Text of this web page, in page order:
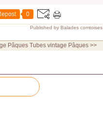
0
Published by Balades comtoises
Pâques Tubes vintage Pâques >>